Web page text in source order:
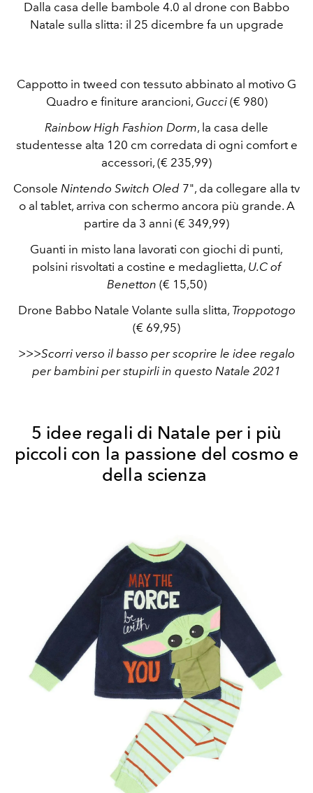
Dalla casa delle bambole 4.0 al drone con Babbo
Natale sulla slitta: il 25 dicembre fa un upgrade
Cappotto in tweed con tessuto abbinato al motivo G
Quadro e finiture arancioni, Gucci(€ 980)
Rainbow High Fashion Dorm, la casa delle
studentesse alta 120 cm corredata di ogni comfort e
accessori, (€ 235,99)
Console Nintendo Switch Oled 7", da collegare alla tv
o al tablet, arriva con schermo ancora più grande. A
partire da 3 anni (€ 349,99)
Guanti in misto lana lavorati con giochi di punti,
polsini risvoltati a costine e medaglietta, U.C of
Benetton (€ 15,50)
Drone Babbo Natale Volante sulla slitta, Troppotogo
(€ 69,95)
>>>Scorri verso il basso per scoprire le idee regalo
per bambini per stupirli in questo Natale 2021
5 idee regali di Natale per i più
piccoli con la passione del cosmo e
della scienza